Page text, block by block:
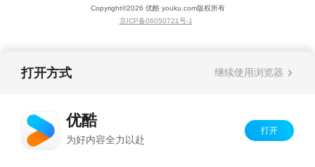
Copyright©2026 优酷 youku.com版权所有
京ICP备06050721号-1
打开方式 继续使用浏览器
优酷
为好内容全力以赴
打开